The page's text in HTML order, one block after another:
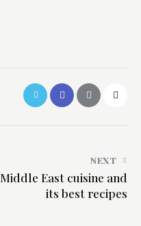
NEXT
Middle East cuisine and
its best recipes